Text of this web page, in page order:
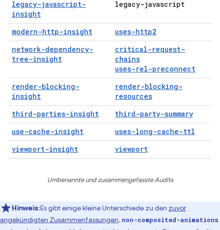
legacy-javascript-
insight
legacy-javascript
modern-http-insight
uses-http2
network-dependency-
tree-insight
critical-request-
chains
uses-rel-preconnect
render-blocking-
insight
render-blocking-
resources
third-parties-insight
third-party-summary
use-cache-insight
uses-long-cache-ttl
viewport-insight
viewport
Umbenannte und zusammengefasste Audits
Hinweis:Es gibt einige kleine Unterschiede zu den zuvor
angekündigten Zusammenfassungen. non-composited-animations